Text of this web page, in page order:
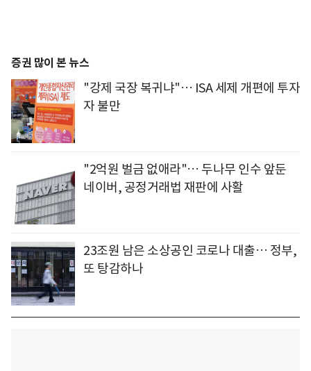
증권 많이 본 뉴스
"강제 국장 복귀냐"… ISA 세제 개편에 투자
자 불만
"2억원 벌금 없애라"… 두나무 인수 앞둔
네이버, 공정거래법 재판에 사활
23조원 남은 소상공인 코로나 대출… 정부,
또 탕감하나